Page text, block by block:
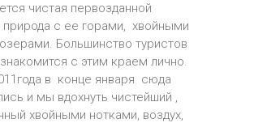
чистая первозданной
природа с ее горами, хвойными
Большинство туристов
с этим краем лично.
в конце января сюда
и мы вдохнуть чистейший ,
хвойными нотками, воздух,